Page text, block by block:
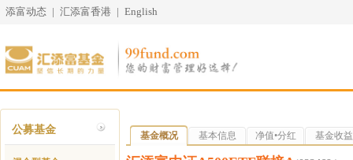
添富动态 | 汇添富香港 | English
公募基金 基金概况 基本信息 净值•分红 基金收益